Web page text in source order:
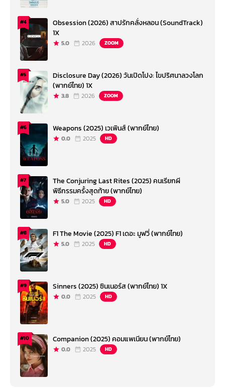
#4
Obsession (2026) สาปรักคลั่งหลอน (SoundTrack)
1X
5.0 2026 ZOOM
#5
Disclosure Day (2026) วันเปิดโปง: ไขปริศนาลวงโลก
(พากย์ไทย) 1X
3.8 2026 ZOOM
#6 Weapons (2025) เวเพินส์ (พากย์ไทย)
0.0 2025 HD
#7
The Conjuring Last Rites (2025) คนเรียกผี
พิธีกรรมครั้งสุดท้าย (พากย์ไทย)
5.0 2025 HD
#8 F1 The Movie (2025) F1 เดอะ มูฟวี่ (พากย์ไทย)
5.0 2025 HD
#9 Sinners (2025) ซินเนอร์ส (พากย์ไทย) 1X
0.0 2025 HD
#10 Companion (2025) คอมแพเนียน (พากย์ไทย)
0.0 2025 HD